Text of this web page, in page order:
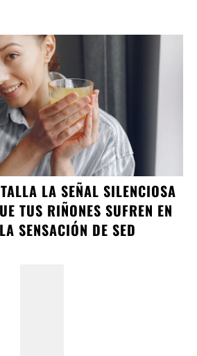
LA SEÑAL SILENCIOSA
TUS RIÑONES SUFREN EN
SENSACIÓN DE SED